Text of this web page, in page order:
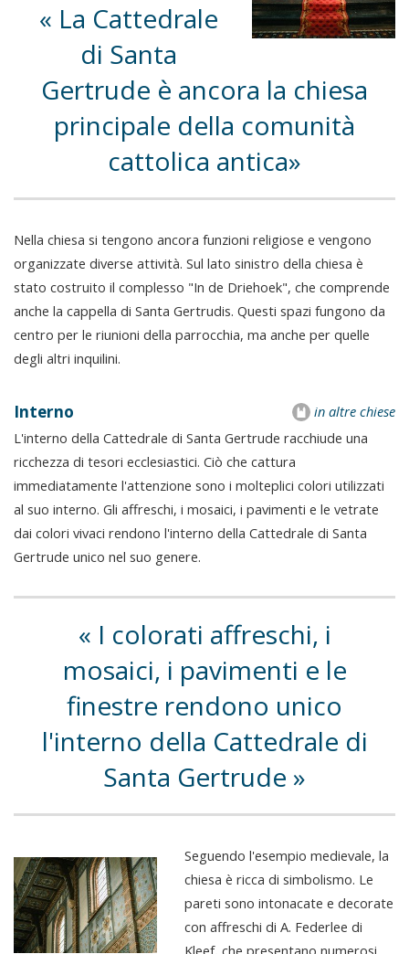
La Cattedrale
di Santa
Gertrude è ancora la chiesa
principale della comunità
cattolica antica
Nella chiesa si tengono ancora funzioni religiose e vengono
organizzate diverse attività. Sul lato sinistro della chiesa è
stato costruito il complesso "In de Driehoek", che comprende
anche la cappella di Santa Gertrudis. Questi spazi fungono da
centro per le riunioni della parrocchia, ma anche per quelle
degli altri inquilini.
in altre chiese
Interno
L'interno della Cattedrale di Santa Gertrude racchiude una
ricchezza di tesori ecclesiastici. Ciò che cattura
immediatamente l'attenzione sono i molteplici colori utilizzati
al suo interno. Gli affreschi, i mosaici, i pavimenti e le vetrate
dai colori vivaci rendono l'interno della Cattedrale di Santa
Gertrude unico nel suo genere.
I colorati affreschi, i
mosaici, i pavimenti e le
finestre rendono unico
l'interno della Cattedrale di
Santa Gertrude
Seguendo l'esempio medievale, la
chiesa è ricca di simbolismo. Le
pareti sono intonacate e decorate
con affreschi di A. Federlee di